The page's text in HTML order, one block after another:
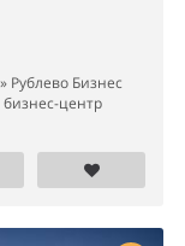
Рублево Бизнес
центр